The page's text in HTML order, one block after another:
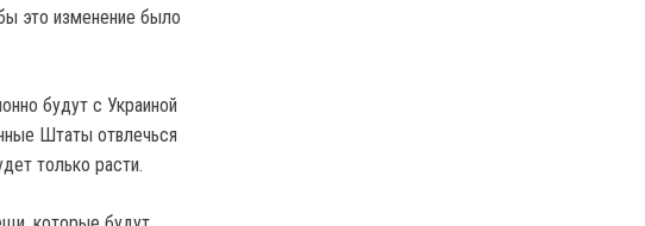
это изменение было
будут с Украиной
Штаты отвлечься
только расти.